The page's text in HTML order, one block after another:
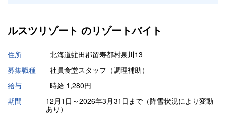
ルスツリゾート のリゾートバイト
住所
北海道虻田郡留寿都村泉川13
募集職種
社員食堂スタッフ（調理補助）
給与
時給 1,280円
期間
12月1日～2026年3月31日まで（降雪状況により変動
あり）